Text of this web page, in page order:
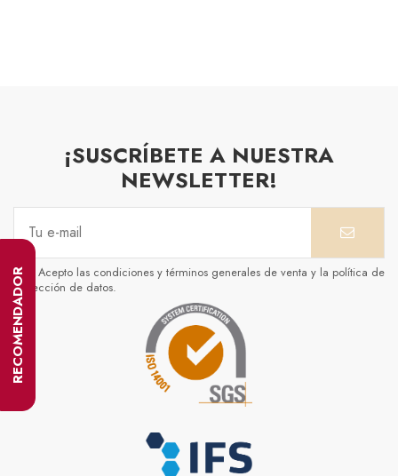
RECOMENDADOR
¡SUSCRÍBETE A NUESTRA
NEWSLETTER!
Acepto las condiciones y términos generales de venta y la política de
protección de datos.